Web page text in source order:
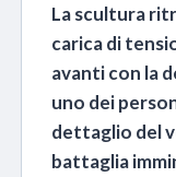
La scultura
carica di
avanti con la
uno dei
dettaglio del
battaglia